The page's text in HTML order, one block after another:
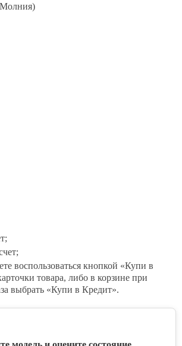
воспользоваться кнопкой «Купи в
товара, либо в корзине при
выбрать «Купи в Кредит».